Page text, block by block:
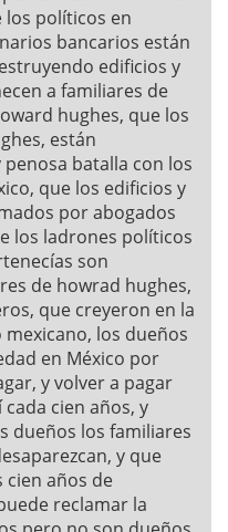
los políticos en
bancarios están
edificios y
a familiares de
hughes, que los
están
batalla con los
que los edificios y
por abogados
los ladrones políticos
son
de howrad hughes,
que creyeron en la
los dueños
en México por
y volver a pagar
cien años, y
dueños los familiares
y que
cien años de
reclamar la